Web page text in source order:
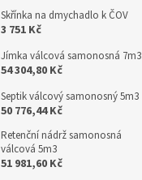
Skřínka na dmychadlo k ČOV
3 751 Kč
Jímka válcová samonosná 7m3
54 304,80 Kč
Septik válcový samonosný 5m3
50 776,44 Kč
Retenční nádrž samonosná
válcová 5m3
51 981,60 Kč